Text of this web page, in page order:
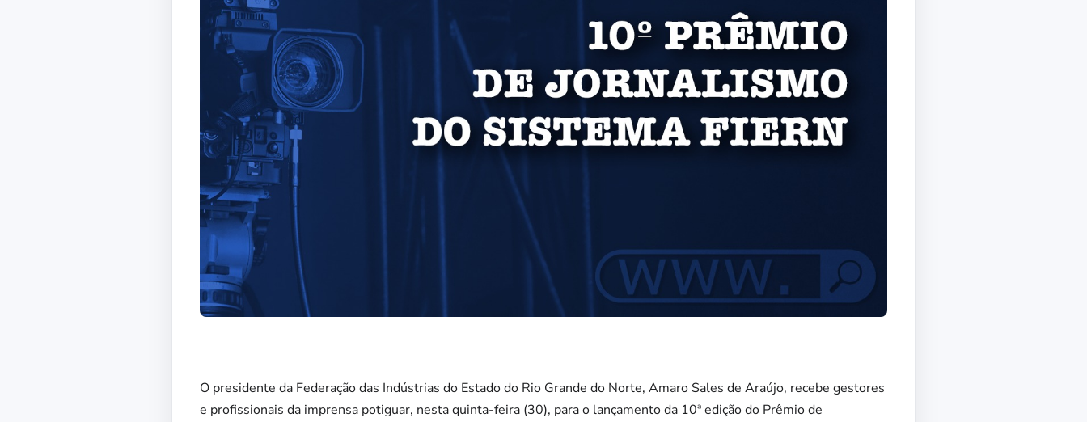
O presidente da Federação das Indústrias do Estado do Rio Grande do Norte, Amaro Sales de Araújo, recebe gestores
e profissionais da imprensa potiguar, nesta quinta-feira (30), para o lançamento da 10ª edição do Prêmio de